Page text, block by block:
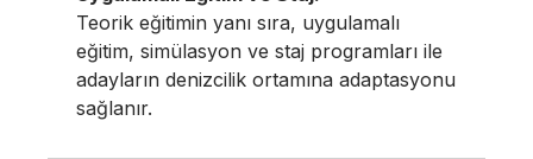
Teorik eğitimin yanı sıra, uygulamalı
eğitim, simülasyon ve staj programları ile
adayların denizcilik ortamına adaptasyonu
sağlanır.